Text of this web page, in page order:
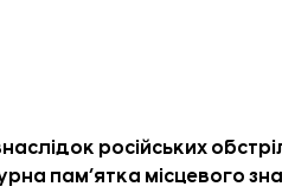
російських
пам’ятка місцевого